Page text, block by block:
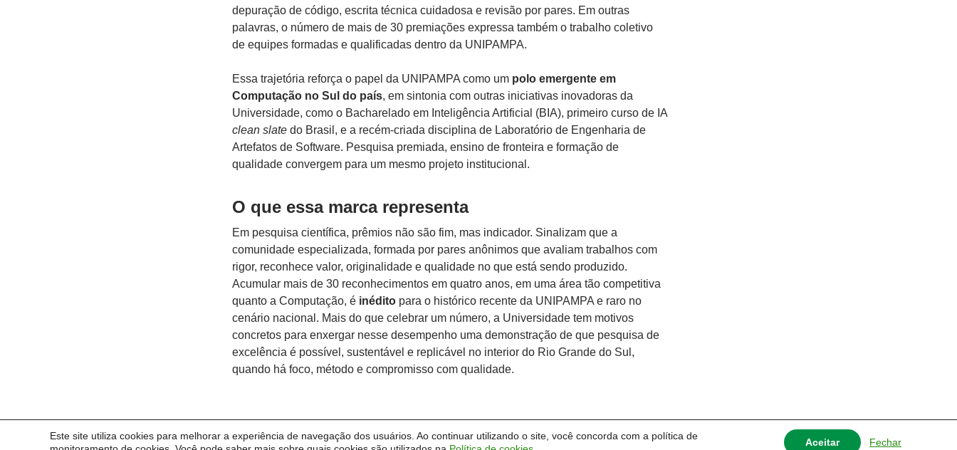
Este site utiliza cookies para melhorar a experiência de navegação dos usuários. Ao continuar utilizando o site, você concorda com a política de
Aceitar Fechar
depuração de código, escrita técnica cuidadosa e revisão por pares. Em outras
palavras, o número de mais de 30 premiações expressa também o trabalho coletivo
de equipes formadas e qualificadas dentro da UNIPAMPA.
Essa trajetória reforça o papel da UNIPAMPA como um polo emergente em
Computação no Sul do país, em sintonia com outras iniciativas inovadoras da
Universidade, como o Bacharelado em Inteligência Artificial (BIA), primeiro curso de IA
clean slatedo Brasil, e a recém-criada disciplina de Laboratório de Engenharia de
Artefatos de Software. Pesquisa premiada, ensino de fronteira e formação de
qualidade convergem para um mesmo projeto institucional.
O que essa marca representa
Em pesquisa científica, prêmios não são fim, mas indicador. Sinalizam que a
comunidade especializada, formada por pares anônimos que avaliam trabalhos com
rigor, reconhece valor, originalidade e qualidade no que está sendo produzido.
Acumular mais de 30 reconhecimentos em quatro anos, em uma área tão competitiva
quanto a Computação, é inéditopara o histórico recente da UNIPAMPA e raro no
cenário nacional. Mais do que celebrar um número, a Universidade tem motivos
concretos para enxergar nesse desempenho uma demonstração de que pesquisa de
excelência é possível, sustentável e replicável no interior do Rio Grande do Sul,
quando há foco, método e compromisso com qualidade.
© 2014 Universidade Federal do Pampa - UNIPAMPA